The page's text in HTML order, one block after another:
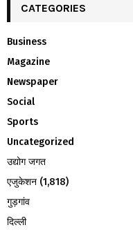
h
o
r
:
CATEGORIES
Business
Magazine
Newspaper
Social
Sports
Uncategorized
उद्योग जगत
एजुकेशन (1,818)
गुड़गांव
दिल्ली